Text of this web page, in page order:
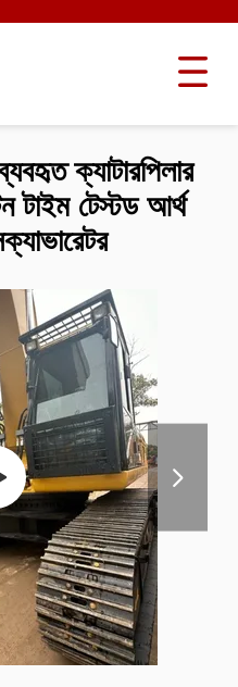
ক্যাটারপিলার
টাইম টেস্টড আর্থ